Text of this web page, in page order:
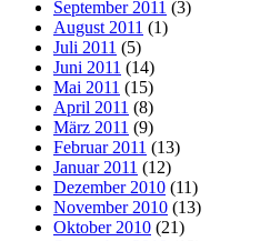
September 2011 (3)
August 2011 (1)
Juli 2011 (5)
Juni 2011 (14)
Mai 2011 (15)
April 2011 (8)
März 2011 (9)
Februar 2011 (13)
Januar 2011 (12)
Dezember 2010 (11)
November 2010 (13)
Oktober 2010 (21)